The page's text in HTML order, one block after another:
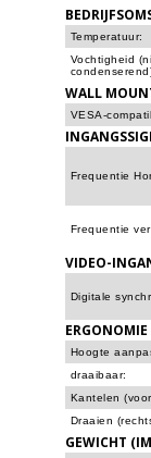
Temperatuur:
Vochtigheid
WALL
VESA-
Frequentie
Frequentie
VIDEO-
Digitale
ERGONOMIE
Hoogte
draaibaar:
Kantelen
Draaien
GEWICHT